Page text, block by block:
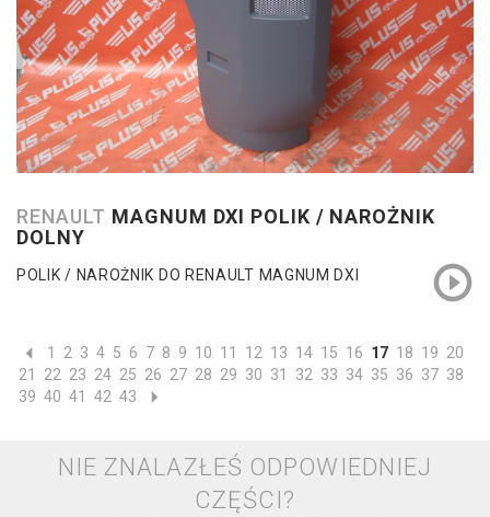
RENAULT MAGNUM DXI POLIK / NAROŻNIK
DOLNY
POLIK / NAROŻNIK DO RENAULT MAGNUM DXI
1 2 3 4 5 6 7 8 9 10 11 12 13 14 15 16 17 18 19 20
21
22 23 24 25 26 27 28 29 30 31 32 33 34 35 36 37 38
39 40 41 42 43
NIE ZNALAZŁEŚ ODPOWIEDNIEJ
CZĘŚCI?